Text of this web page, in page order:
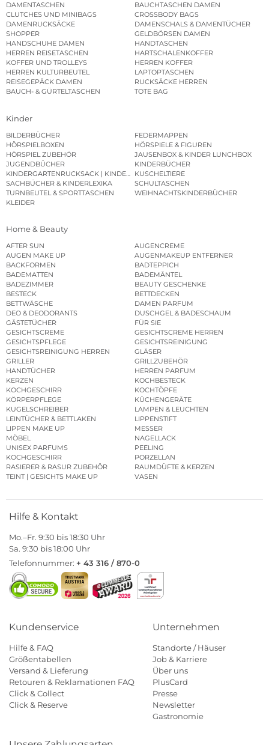
DAMENTASCHEN
BAUCHTASCHEN DAMEN
CLUTCHES UND MINIBAGS
CROSSBODY BAGS
DAMENRUCKSÄCKE
DAMENSCHALS & DAMENTÜCHER
SHOPPER
GELDBÖRSEN DAMEN
HANDSCHUHE DAMEN
HANDTASCHEN
HERREN REISETASCHEN
HARTSCHALENKOFFER
KOFFER UND TROLLEYS
HERREN KOFFER
HERREN KULTURBEUTEL
LAPTOPTASCHEN
REISEGEPÄCK DAMEN
RUCKSÄCKE HERREN
BAUCH- & GÜRTELTASCHEN
TOTE BAG
Kinder
BILDERBÜCHER
FEDERMAPPEN
HÖRSPIELBOXEN
HÖRSPIELE & FIGUREN
HÖRSPIEL ZUBEHÖR
JAUSENBOX & KINDER LUNCHBOX
JUGENDBÜCHER
KINDERBÜCHER
KINDERGARTENRUCKSACK | KINDERGARTENBEUTEL
KUSCHELTIERE
SACHBÜCHER & KINDERLEXIKA
SCHULTASCHEN
TURNBEUTEL & SPORTTASCHEN
WEIHNACHTSKINDERBÜCHER
KLEIDER
Home & Beauty
AFTER SUN
AUGENCREME
AUGEN MAKE UP
AUGENMAKEUP ENTFERNER
BACKFORMEN
BADTEPPICH
BADEMATTEN
BADEMÄNTEL
BADEZIMMER
BEAUTY GESCHENKE
BESTECK
BETTDECKEN
BETTWÄSCHE
DAMEN PARFUM
DEO & DEODORANTS
DUSCHGEL & BADESCHAUM
GÄSTETÜCHER
FÜR SIE
GESICHTSCREME
GESICHTSCREME HERREN
GESICHTSPFLEGE
GESICHTSREINIGUNG
GESICHTSREINIGUNG HERREN
GLÄSER
GRILLER
GRILLZUBEHÖR
HANDTÜCHER
HERREN PARFUM
KERZEN
KOCHBESTECK
KOCHGESCHIRR
KOCHTÖPFE
KÖRPERPFLEGE
KÜCHENGERÄTE
KUGELSCHREIBER
LAMPEN & LEUCHTEN
LEINTÜCHER & BETTLAKEN
LIPPENSTIFT
LIPPEN MAKE UP
MESSER
MÖBEL
NAGELLACK
UNISEX PARFUMS
PEELING
KOCHGESCHIRR
PORZELLAN
RASIERER & RASUR ZUBEHÖR
RAUMDÜFTE & KERZEN
TEINT | GESICHTS MAKE UP
VASEN
Hilfe & Kontakt
Mo.–Fr. 9:30 bis 18:30 Uhr
Sa. 9:30 bis 18:00 Uhr
Telefonnummer: + 43 316 / 870-0
Kundenservice
Hilfe & FAQ
Größentabellen
Versand & Lieferung
Retouren & Reklamationen FAQ
Click & Collect
Click & Reserve
Unternehmen
Standorte / Häuser
Job & Karriere
Über uns
PlusCard
Presse
Newsletter
Gastronomie